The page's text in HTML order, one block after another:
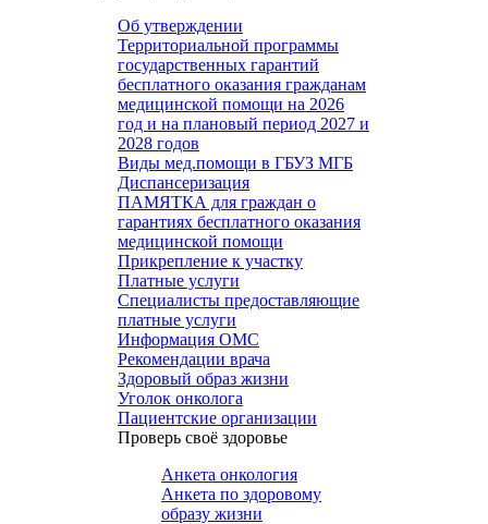
Об утверждении
Территориальной программы
государственных гарантий
бесплатного оказания гражданам
медицинской помощи на 2026
год и на плановый период 2027 и
2028 годов
Виды мед.помощи в ГБУЗ МГБ
Диспансеризация
ПАМЯТКА для граждан о
гарантиях бесплатного оказания
медицинской помощи
Прикрепление к участку
Платные услуги
Специалисты предоставляющие
платные услуги
Информация ОМС
Рекомендации врача
Здоровый образ жизни
Уголок онколога
Пациентские организации
Проверь своё здоровье
Анкета онкология
Анкета по здоровому
образу жизни